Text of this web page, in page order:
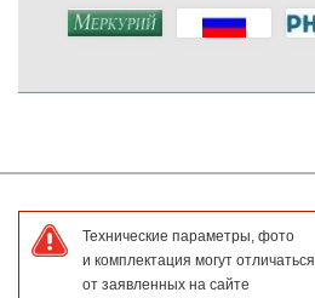
Технические параметры, фото
и комплектация могут отличаться
от заявленных на сайте